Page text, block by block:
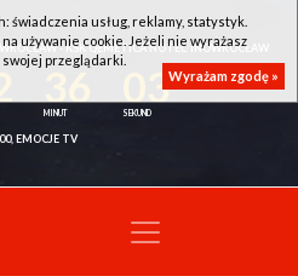
- KSK QEMETICA NOTEĆ INOWROCŁAW
03
EMOCJE TV
świadczenia usług, reklamy, statystyk.
używanie cookie. Jeżeli nie wyrażasz
przeglądarki.
Wyrażam zgodę »